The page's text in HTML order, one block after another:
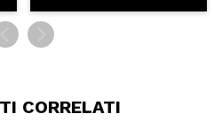
CORRELATI